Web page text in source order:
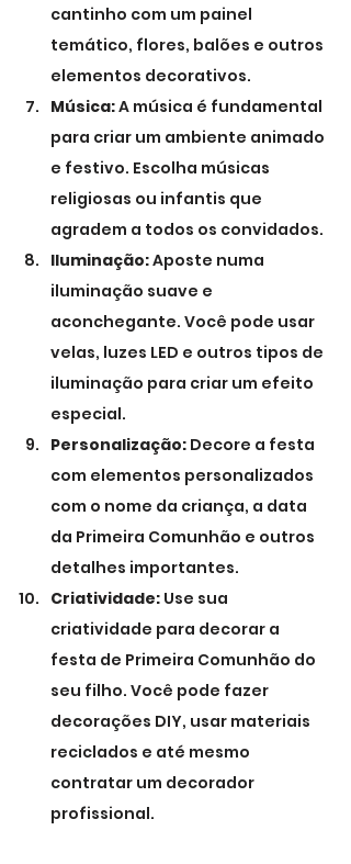
cantinho com um painel
temático, flores, balões e outros
elementos decorativos.
Música: A música é fundamental
para criar um ambiente animado
e festivo. Escolha músicas
religiosas ou infantis que
agradem a todos os convidados.
Iluminação: Aposte numa
iluminação suave e
aconchegante. Você pode usar
velas, luzes LED e outros tipos de
iluminação para criar um efeito
especial.
Personalização: Decore a festa
com elementos personalizados
com o nome da criança, a data
da Primeira Comunhão e outros
detalhes importantes.
Criatividade: Use sua
criatividade para decorar a
festa de Primeira Comunhão do
seu filho. Você pode fazer
decorações DIY, usar materiais
reciclados e até mesmo
contratar um decorador
profissional.